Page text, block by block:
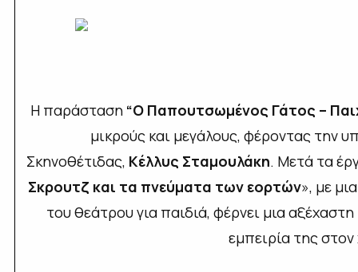
Η παράσταση “Ο Παπουτσωμένος Γάτος –
μικρούς και μεγάλους, φέροντας την
Σκηνοθέτιδας, Κέλλυς Σταμουλάκη. Μετά τα
Σκρουτζ και τα πνεύματα των εορτών», με
του θεάτρου για παιδιά, φέρνει μια
εμπειρία της